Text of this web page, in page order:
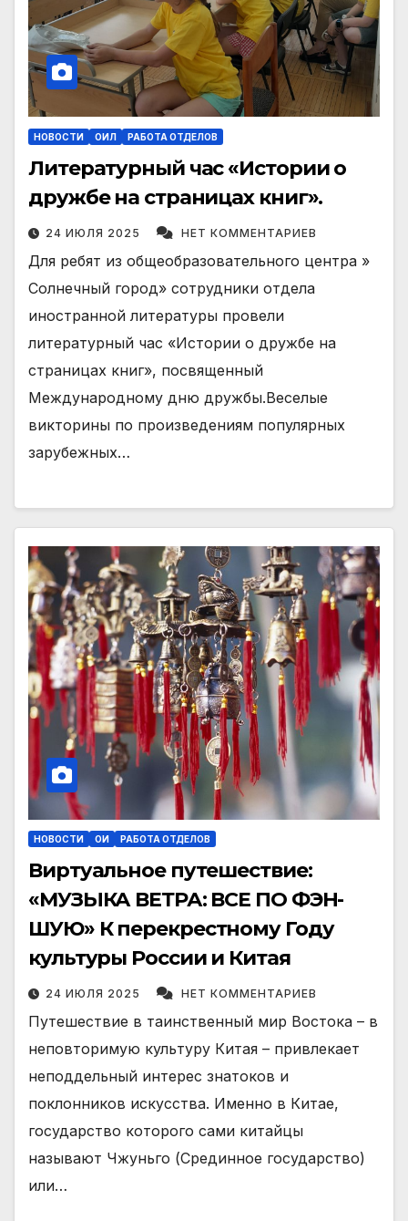
НОВОСТИ ОИЛ РАБОТА ОТДЕЛОВ
Литературный час «Истории о
дружбе на страницах книг».
24 ИЮЛЯ 2025 НЕТ КОММЕНТАРИЕВ
Для ребят из общеобразовательного центра »
Солнечный город» сотрудники отдела
иностранной литературы провели
литературный час «Истории о дружбе на
страницах книг», посвященный
Международному дню дружбы.Веселые
викторины по произведениям популярных
зарубежных…
НОВОСТИ ОИ РАБОТА ОТДЕЛОВ
Виртуальное путешествие:
«МУЗЫКА ВЕТРА: ВСЕ ПО ФЭН-
ШУЮ» К перекрестному Году
культуры России и Китая
24 ИЮЛЯ 2025 НЕТ КОММЕНТАРИЕВ
Путешествие в таинственный мир Востока – в
неповторимую культуру Китая – привлекает
неподдельный интерес знатоков и
поклонников искусства. Именно в Китае,
государство которого сами китайцы
называют Чжуньго (Срединное государство)
или…